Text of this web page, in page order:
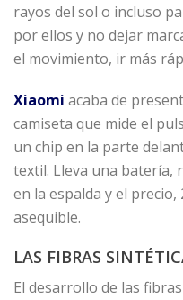
rayos del sol o incluso
por ellos y no dejar
el movimiento, ir más
Xiaomi acaba de
camiseta que mide el
un chip en la parte
textil. Lleva una batería,
en la espalda y el
asequible.
LAS FIBRAS
El desarrollo de las